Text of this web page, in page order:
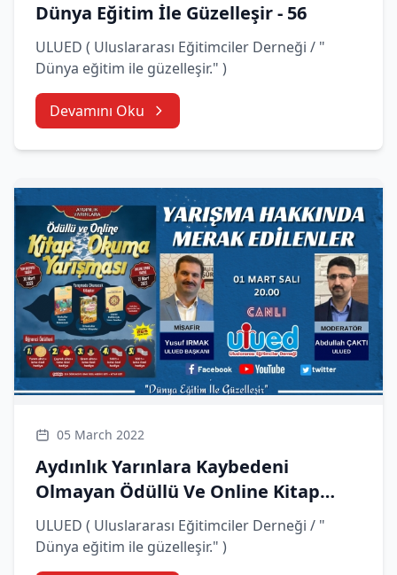
Dünya Eğitim İle Güzelleşir - 56
ULUED ( Uluslararası Eğitimciler Derneği / "
Dünya eğitim ile güzelleşir." )
Devamını Oku
05 March 2022
Aydınlık Yarınlara Kaybedeni
Olmayan Ödüllü Ve Online Kitap
Okuma Yarışması
ULUED ( Uluslararası Eğitimciler Derneği / "
Dünya eğitim ile güzelleşir." )